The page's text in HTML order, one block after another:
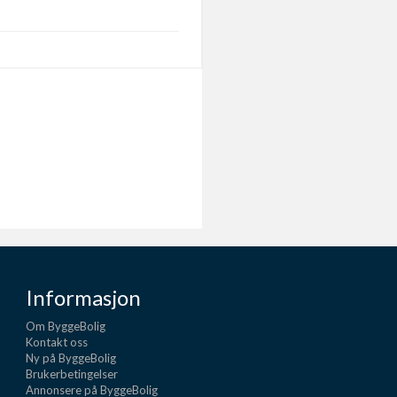
Informasjon
Om ByggeBolig
Kontakt oss
Ny på ByggeBolig
Brukerbetingelser
Annonsere på ByggeBolig